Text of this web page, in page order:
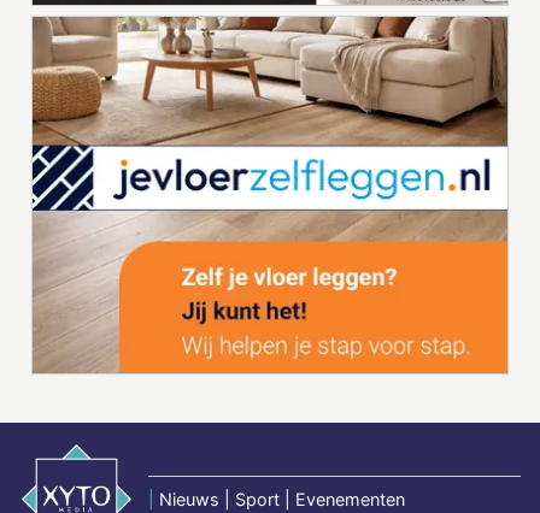
Nieuws | Sport | Evenementen